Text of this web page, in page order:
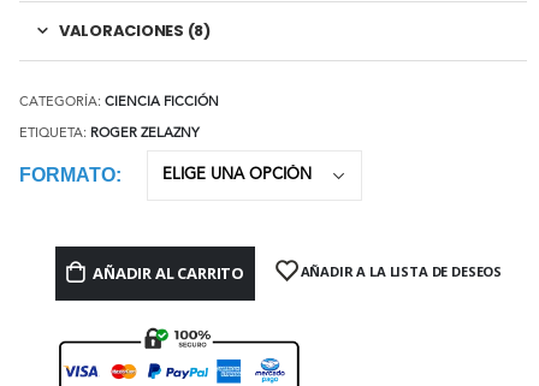
VALORACIONES (8)
CATEGORÍA: CIENCIA FICCIÓN
ETIQUETA: ROGER ZELAZNY
FORMATO
AÑADIR AL CARRITO AÑADIR A LA LISTA DE DESEOS